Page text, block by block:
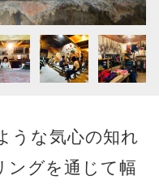
うな気心の知れ
ングを通じて幅